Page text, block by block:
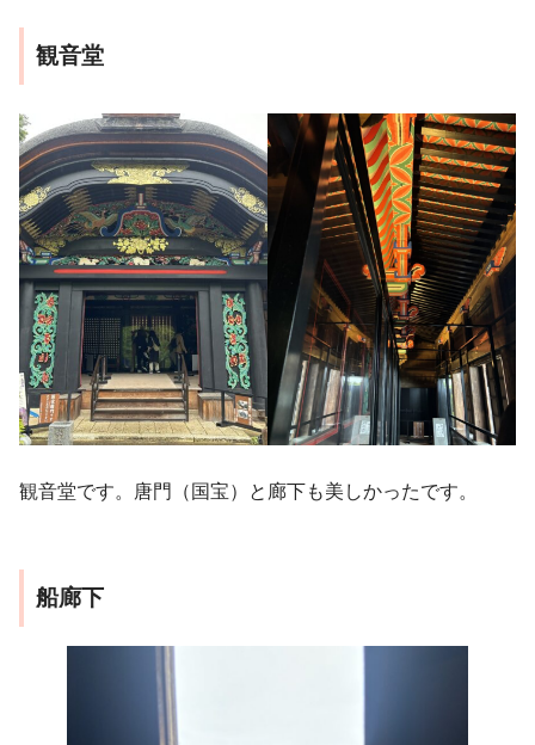
観音堂
観音堂です。唐門（国宝）と廊下も美しかったです。
船廊下